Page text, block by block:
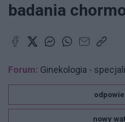
badania
Forum: Ginekologia -
nowy